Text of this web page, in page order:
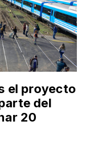
el proyecto
del
20